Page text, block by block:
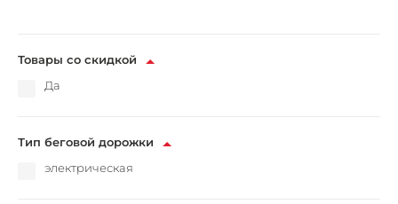
Товары со скидкой
Да
Тип беговой дорожки
электрическая